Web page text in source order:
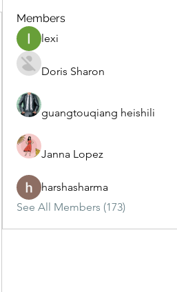
Members
lexi
Doris Sharon
guangtouqiang heishili
Janna Lopez
harshasharma
See All Members (173)